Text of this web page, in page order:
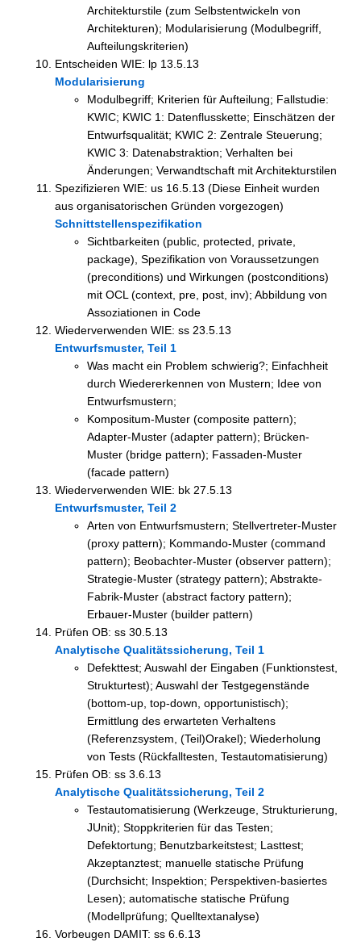
Architekturstile (zum Selbstentwickeln von
Architekturen); Modularisierung (Modulbegriff,
Aufteilungskriterien)
Entscheiden WIE: lp 13.5.13
Modularisierung
Modulbegriff; Kriterien für Aufteilung; Fallstudie:
KWIC; KWIC 1: Datenflusskette; Einschätzen der
Entwurfsqualität; KWIC 2: Zentrale Steuerung;
KWIC 3: Datenabstraktion; Verhalten bei
Änderungen; Verwandtschaft mit Architekturstilen
Spezifizieren WIE: us 16.5.13 (Diese Einheit wurden
aus organisatorischen Gründen vorgezogen)
Schnittstellenspezifikation
Sichtbarkeiten (public, protected, private,
package), Spezifikation von Voraussetzungen
(preconditions) und Wirkungen (postconditions)
mit OCL (context, pre, post, inv); Abbildung von
Assoziationen in Code
Wiederverwenden WIE: ss 23.5.13
Entwurfsmuster, Teil 1
Was macht ein Problem schwierig?; Einfachheit
durch Wiedererkennen von Mustern; Idee von
Entwurfsmustern;
Kompositum-Muster (composite pattern);
Adapter-Muster (adapter pattern); Brücken-
Muster (bridge pattern); Fassaden-Muster
(facade pattern)
Wiederverwenden WIE: bk 27.5.13
Entwurfsmuster, Teil 2
Arten von Entwurfsmustern; Stellvertreter-Muster
(proxy pattern); Kommando-Muster (command
pattern); Beobachter-Muster (observer pattern);
Strategie-Muster (strategy pattern); Abstrakte-
Fabrik-Muster (abstract factory pattern);
Erbauer-Muster (builder pattern)
Prüfen OB: ss 30.5.13
Analytische Qualitätssicherung, Teil 1
Defekttest; Auswahl der Eingaben (Funktionstest,
Strukturtest); Auswahl der Testgegenstände
(bottom-up, top-down, opportunistisch);
Ermittlung des erwarteten Verhaltens
(Referenzsystem, (Teil)Orakel); Wiederholung
von Tests (Rückfalltesten, Testautomatisierung)
Prüfen OB: ss 3.6.13
Analytische Qualitätssicherung, Teil 2
Testautomatisierung (Werkzeuge, Strukturierung,
JUnit); Stoppkriterien für das Testen;
Defektortung; Benutzbarkeitstest; Lasttest;
Akzeptanztest; manuelle statische Prüfung
(Durchsicht; Inspektion; Perspektiven-basiertes
Lesen); automatische statische Prüfung
(Modellprüfung; Quelltextanalyse)
Vorbeugen DAMIT: ss 6.6.13